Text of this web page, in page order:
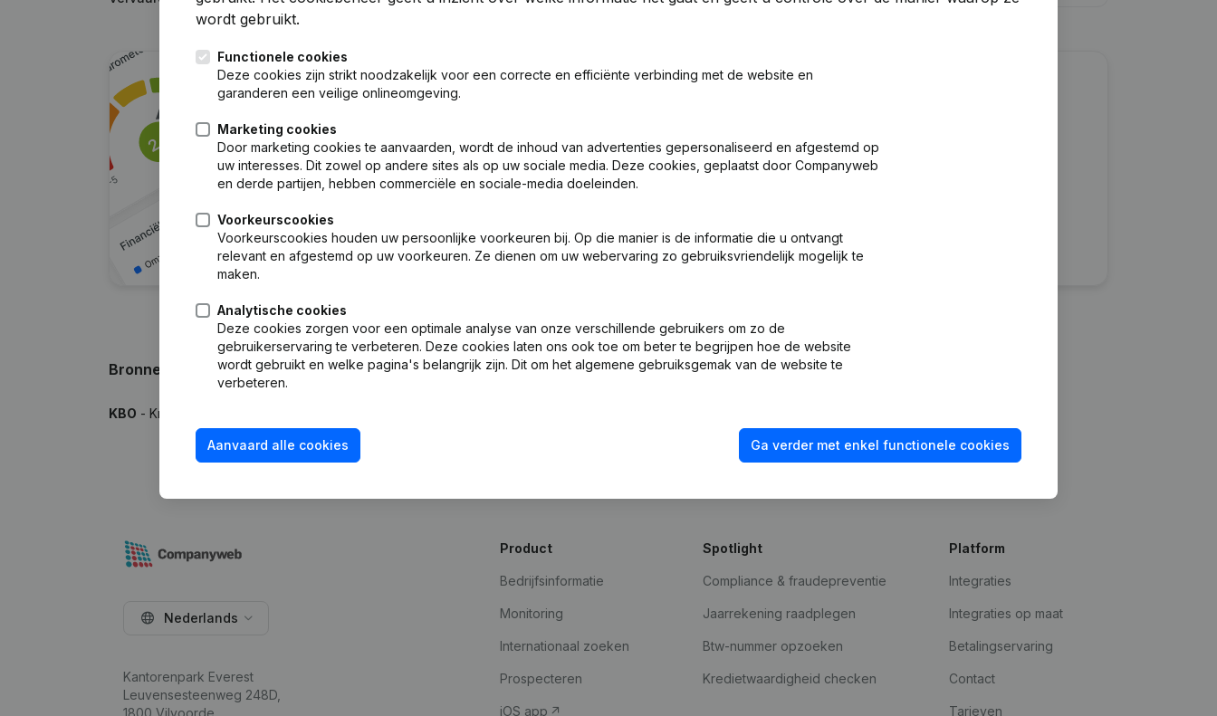
Zoek je meer informatie over dit bedrijf?
Kies voor snelle inzichten of granulaire details
Krijg updates van belangrijke ontwikkelingen
7 dagen gratis proefperiode, geen kredietkaart vereist.
Bronnen
KBO - Kruispuntbank van Ondernemingen
wordt gebruikt.
Functionele cookies
Deze cookies zijn strikt noodzakelijk voor een correcte en efficiënte verbinding met de website en
garanderen een veilige onlineomgeving.
Marketing cookies
Door marketing cookies te aanvaarden, wordt de inhoud van advertenties gepersonaliseerd en afgestemd op
uw interesses. Dit zowel op andere sites als op uw sociale media. Deze cookies, geplaatst door Companyweb
en derde partijen, hebben commerciële en sociale-media doeleinden.
Voorkeurscookies
Voorkeurscookies houden uw persoonlijke voorkeuren bij. Op die manier is de informatie die u ontvangt
relevant en afgestemd op uw voorkeuren. Ze dienen om uw webervaring zo gebruiksvriendelijk mogelijk te
maken.
Analytische cookies
Deze cookies zorgen voor een optimale analyse van onze verschillende gebruikers om zo de
gebruikerservaring te verbeteren. Deze cookies laten ons ook toe om beter te begrijpen hoe de website
wordt gebruikt en welke pagina's belangrijk zijn. Dit om het algemene gebruiksgemak van de website te
verbeteren.
Aanvaard alle cookies Ga verder met enkel functionele cookies
Nederlands
Kantorenpark Everest
Leuvensesteenweg 248D,
1800 Vilvoorde
Product
Bedrijfsinformatie
Monitoring
Internationaal zoeken
Prospecteren
iOS app
Spotlight
Compliance & fraudepreventie
Jaarrekening raadplegen
Btw-nummer opzoeken
Kredietwaardigheid checken
Platform
Integraties
Integraties op maat
Betalingservaring
Contact
Tarieven